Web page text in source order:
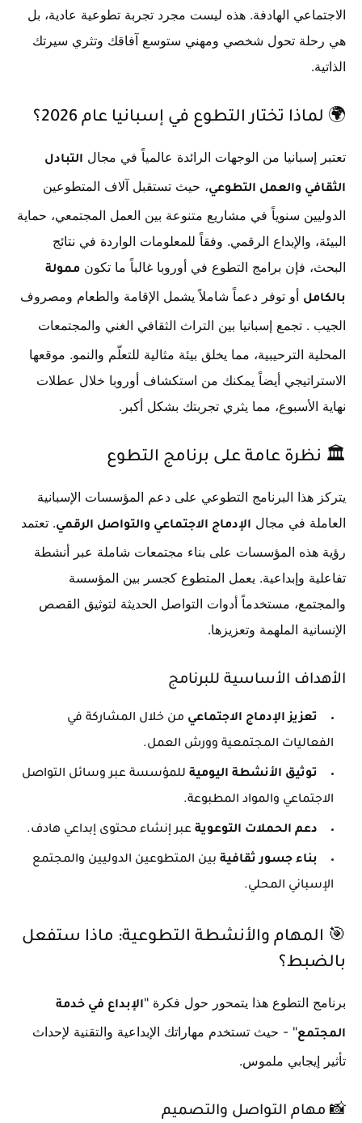
الاجتماعي الهادفة. هذه ليست مجرد تجربة تطوعية عادية، بل
هي رحلة تحول شخصي ومهني ستوسع آفاقك وتثري سيرتك
الذاتية.
🌍 لماذا تختار التطوع في إسبانيا عام 2026؟
تعتبر إسبانيا من الوجهات الرائدة عالمياً في مجال التبادل
الثقافي والعمل التطوعي، حيث تستقبل آلاف المتطوعين
الدوليين سنوياً في مشاريع متنوعة بين العمل المجتمعي، حماية
البيئة، والإبداع الرقمي. وفقاً للمعلومات الواردة في نتائج
البحث، فإن برامج التطوع في أوروبا غالباً ما تكون ممولة
بالكامل أو توفر دعماً شاملاً يشمل الإقامة والطعام ومصروف
الجيب . تجمع إسبانيا بين التراث الثقافي الغني والمجتمعات
المحلية الترحيبية، مما يخلق بيئة مثالية للتعلّم والنمو. موقعها
الاستراتيجي أيضاً يمكنك من استكشاف أوروبا خلال عطلات
نهاية الأسبوع، مما يثري تجربتك بشكل أكبر.
🏛️ نظرة عامة على برنامج التطوع
يتركز هذا البرنامج التطوعي على دعم المؤسسات الإسبانية
العاملة في مجال الإدماج الاجتماعي والتواصل الرقمي. تعتمد
رؤية هذه المؤسسات على بناء مجتمعات شاملة عبر أنشطة
تفاعلية وإبداعية. يعمل المتطوع كجسر بين المؤسسة
والمجتمع، مستخدماً أدوات التواصل الحديثة لتوثيق القصص
الإنسانية الملهمة وتعزيزها.
الأهداف الأساسية للبرنامج
تعزيز الإدماج الاجتماعي من خلال المشاركة في
الفعاليات المجتمعية وورش العمل.
توثيق الأنشطة اليومية للمؤسسة عبر وسائل التواصل
الاجتماعي والمواد المطبوعة.
دعم الحملات التوعوية عبر إنشاء محتوى إبداعي هادف.
بناء جسور ثقافية بين المتطوعين الدوليين والمجتمع
الإسباني المحلي.
🎯 المهام والأنشطة التطوعية: ماذا ستفعل
بالضبط؟
برنامج التطوع هذا يتمحور حول فكرة "الإبداع في خدمة
المجتمع" - حيث تستخدم مهاراتك الإبداعية والتقنية لإحداث
تأثير إيجابي ملموس.
📸 مهام التواصل والتصميم